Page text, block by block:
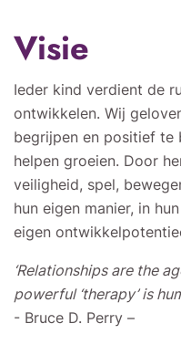
Visie
Ieder kind verdient de
ontwikkelen. Wij
begrijpen en positief te
helpen groeien. Door
veiligheid, spel,
hun eigen manier, in
eigen
‘Relationships are the
powerful ‘therapy’ is
- Bruce D. Perry –